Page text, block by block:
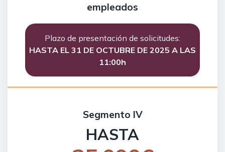
empleados
Plazo de presentación de solicitudes:
HASTA EL 31 DE OCTUBRE DE 2025 A LAS
11:00h
Segmento IV
HASTA